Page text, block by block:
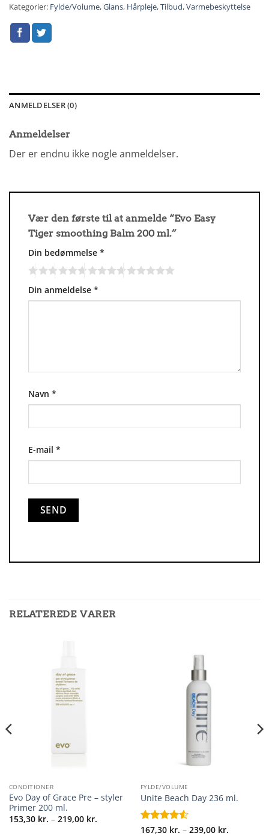
Kategorier: Fylde/Volume,Glans, Hårpleje,Tilbud,Varmebeskyttelse
ANMELDELSER (0)
Anmeldelser
Der er endnu ikke nogle anmeldelser.
Vær den første til at anmelde “Evo Easy
Tiger smoothing Balm 200 ml.”
Din bedømmelse *
Din anmeldelse *
Navn *
E-mail *
RELATEREDE VARER
CONDITIONER
Evo Day of Grace Pre – styler
Primer 200 ml.
153,30 kr. – 219,00 kr. Prisinterval:
153,30 kr.
FYLDE/VOLUME
Unite Beach Day 236 ml.
Vurderet
167,30 kr. – 239,00 kr.